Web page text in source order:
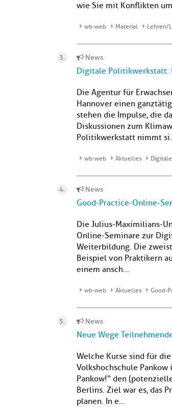
wie Sie mit Konflikten
wb-web Material Lehren/
News
Digitale Politikwerkstatt:
Die Agentur für
Hannover einen
stehen die Impulse, die
Diskussionen zum
Politikwerkstatt nimmt
wb-web Aktuelles
News
Good-Practice-Online-
Die Julius-Maximilians-
Online-Seminare zur
Weiterbildung. Die
Beispiel von Praktikern
einem ansch...
wb-web Aktuelles Good-
News
Neue Wege
Welche Kurse sind für
Volkshochschule
Pankow!“ den
Berlins. Ziel war es, das
planen. In e...